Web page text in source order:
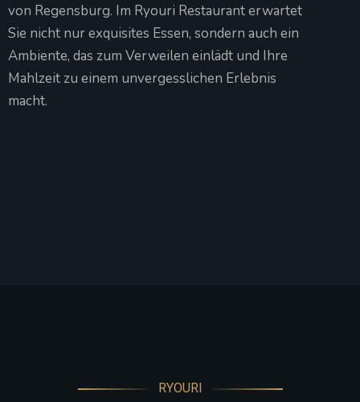
von Regensburg. Im Ryouri Restaurant erwartet
Sie nicht nur exquisites Essen, sondern auch ein
Ambiente, das zum Verweilen einlädt und Ihre
Mahlzeit zu einem unvergesslichen Erlebnis
macht.
RYOURI